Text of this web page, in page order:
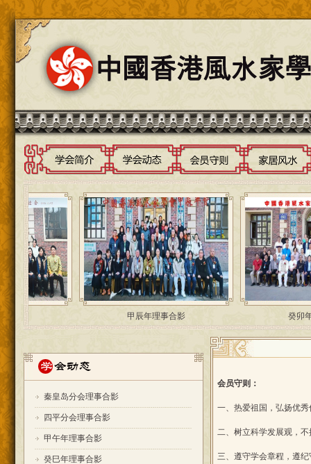
秦皇岛分会理事合影
四平分会理事合影
甲午年理事合影
癸巳年理事合影
会员守则：
一、热爱祖国，弘扬优
二、树立科学发展观，
三、遵守学会章程，遵纪